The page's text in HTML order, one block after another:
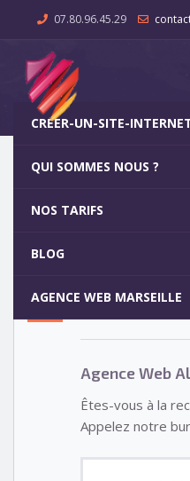
07.80.96.45.29
CREER-UN-SITE-
QUI SOMMES NOUS ?
NOS TARIFS
BLOG
AGENCE WEB MARSEILLE
Agence
5
Votre site internet
Agence Web
Êtes-vous à la
Appelez notre